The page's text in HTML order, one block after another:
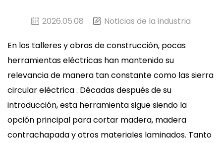
2026.05.08 Noticias de la industria
En los talleres y obras de construcción, pocas
herramientas eléctricas han mantenido su
relevancia de manera tan constante como lassierra
circular eléctrica. Décadas después de su
introducción, esta herramienta sigue siendo la
opción principal para cortar madera, madera
contrachapada y otros materiales laminados. Tanto